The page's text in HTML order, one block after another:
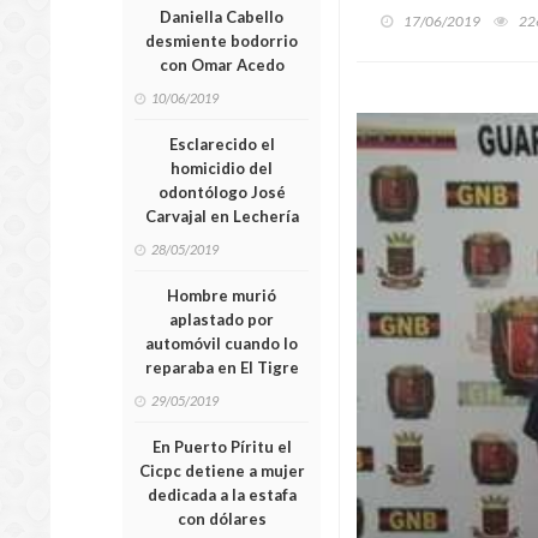
Daniella Cabello
desmiente bodorrio
con Omar Acedo
10/06/2019
Esclarecido el
homicidio del
odontólogo José
Carvajal en Lechería
28/05/2019
Hombre murió
aplastado por
automóvil cuando lo
reparaba en El Tigre
29/05/2019
En Puerto Píritu el
Cicpc detiene a mujer
dedicada a la estafa
con dólares
17/06/2019